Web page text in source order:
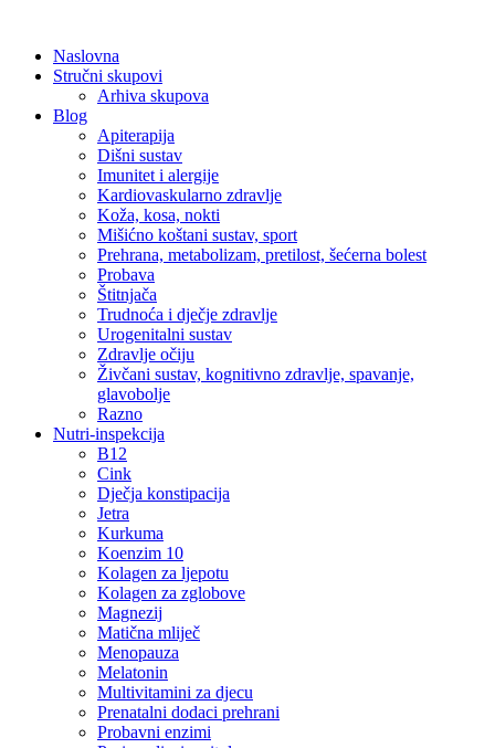
contentNaslovna
Stručni skupovi
Arhiva skupova
Blog
Apiterapija
Dišni sustav
Imunitet i alergije
Kardiovaskularno zdravlje
Koža, kosa, nokti
Mišićno koštani sustav, sport
Prehrana, metabolizam, pretilost, šećerna bolest
Probava
Štitnjača
Trudnoća i dječje zdravlje
Urogenitalni sustav
Zdravlje očiju
Živčani sustav, kognitivno zdravlje, spavanje,
glavobolje
Razno
Nutri-inspekcija
B12
Cink
Dječja konstipacija
Jetra
Kurkuma
Koenzim 10
Kolagen za ljepotu
Kolagen za zglobove
Magnezij
Matična mliječ
Menopauza
Melatonin
Multivitamini za djecu
Prenatalni dodaci prehrani
Probavni enzimi